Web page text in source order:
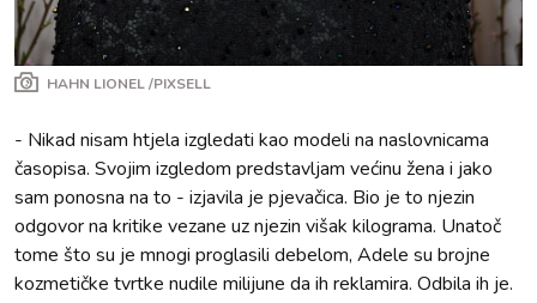
HAHN LIONEL /PIXSELL
- Nikad nisam htjela izgledati kao modeli na naslovnicama
časopisa. Svojim izgledom predstavljam većinu žena i jako
sam ponosna na to - izjavila je pjevačica. Bio je to njezin
odgovor na kritike vezane uz njezin višak kilograma. Unatoč
tome što su je mnogi proglasili debelom, Adele su brojne
kozmetičke tvrtke nudile milijune da ih reklamira. Odbila ih je.